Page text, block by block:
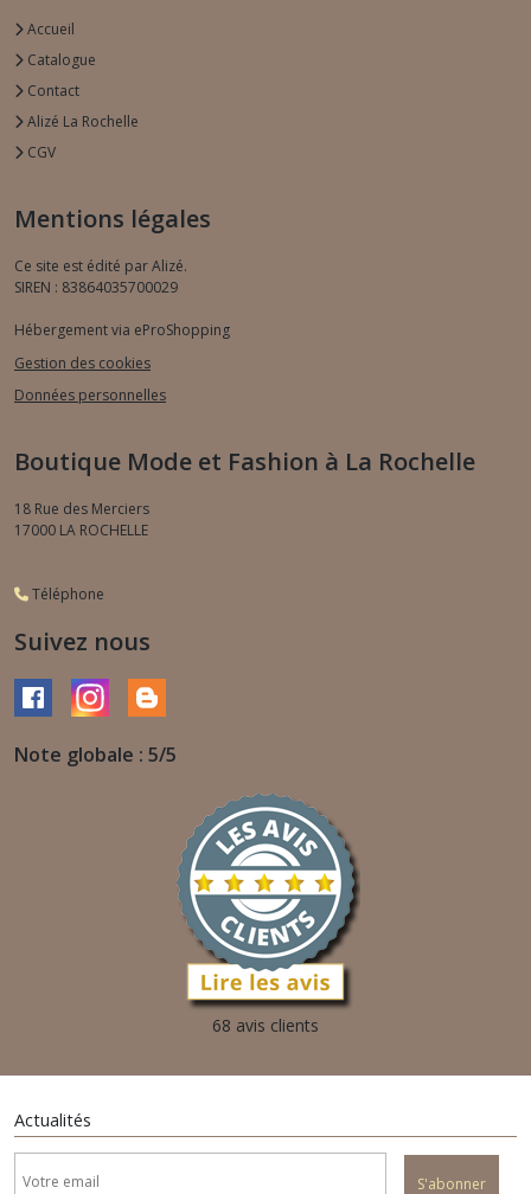
Accueil
Catalogue
Contact
Alizé La Rochelle
CGV
Mentions légales
Ce site est édité par Alizé.
SIREN : 83864035700029
Hébergement via eProShopping
Gestion des cookies
Données personnelles
Boutique Mode et Fashion à La Rochelle
18 Rue des Merciers
17000 LA ROCHELLE
Téléphone
Suivez nous
Note globale : 5/5
68 avis clients
Actualités
S'abonner